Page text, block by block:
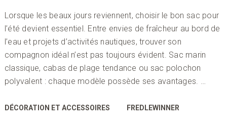
Lorsque les beaux jours reviennent, choisir le bon sac pour
l’été devient essentiel. Entre envies de fraîcheur au bord de
l’eau et projets d’activités nautiques, trouver son
compagnon idéal n’est pas toujours évident. Sac marin
classique, cabas de plage tendance ou sac polochon
polyvalent : chaque modèle possède ses avantages. …
DÉCORATION ET ACCESSOIRES FREDLEWINNER